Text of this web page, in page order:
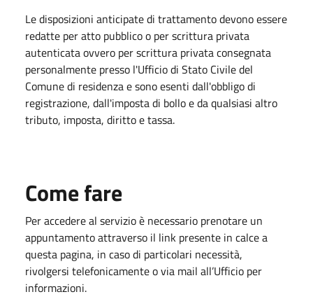
Le disposizioni anticipate di trattamento devono essere
redatte per atto pubblico o per scrittura privata
autenticata ovvero per scrittura privata consegnata
personalmente presso l'Ufficio di Stato Civile del
Comune di residenza e sono esenti dall'obbligo di
registrazione, dall'imposta di bollo e da qualsiasi altro
tributo, imposta, diritto e tassa.
Come fare
Per accedere al servizio è necessario prenotare un
appuntamento attraverso il link presente in calce a
questa pagina, in caso di particolari necessità,
rivolgersi telefonicamente o via mail all’Ufficio per
informazioni.